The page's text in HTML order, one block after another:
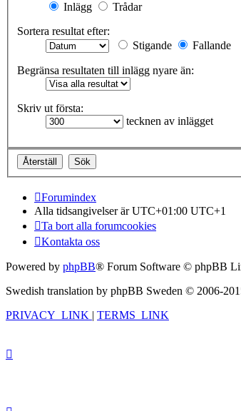
Inlägg
Trådar
Sortera resultat efter:
Stigande
Fallande
Begränsa resultaten till inlägg nyare än:
Skriv ut första:
tecknen av inlägget
Forumindex
Alla tidsangivelser är UTC+01:00 UTC+1
Ta bort alla forumcookies
Kontakta oss
Powered by phpBB® Forum Software © phpBB
Swedish translation by phpBB Sweden © 2006-
PRIVACY_LINK | TERMS_LINK